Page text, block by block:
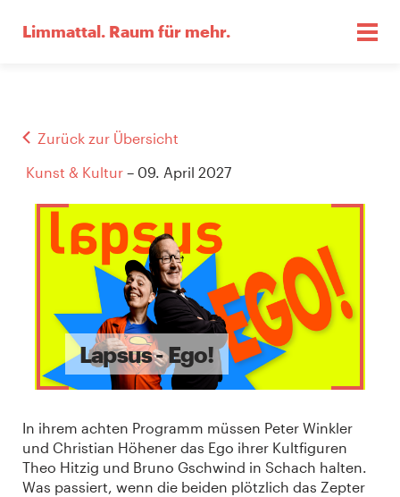
Limmattal. Raum für mehr.
Zurück zur Übersicht
Kunst & Kultur – 09. April 2027
Lapsus - Ego!
In ihrem achten Programm müssen Peter Winkler
und Christian Höhener das Ego ihrer Kultfiguren
Theo Hitzig und Bruno Gschwind in Schach halten.
Was passiert, wenn die beiden plötzlich das Zepter